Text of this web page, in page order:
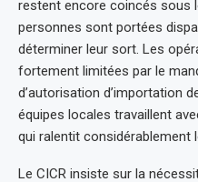
restent encore coincés sous
personnes sont portées
déterminer leur sort. Les
fortement limitées par le
d’autorisation d’importation
équipes locales travaillent
qui ralentit considérablement
Le CICR insiste sur la